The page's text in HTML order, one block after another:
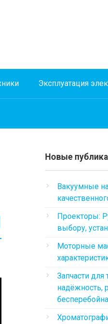
Эксплуатация
Новые
Вакуумные
Проекторы:
выбору,
Моторные
Запчасти для
надёжность,